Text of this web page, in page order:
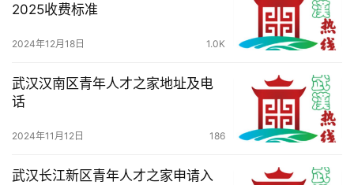
2025收费标准
2024年12月18日 1.0K
武汉汉南区青年人才之家地址及电
话
2024年11月12日 186
武汉长江新区青年人才之家申请入